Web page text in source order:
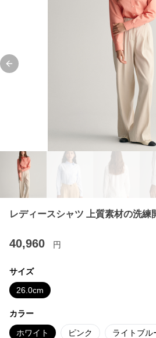
Previous slide
レディースシャツ 上質素材の洗練
40,960 円
サイズ
26.0cm
カラー
ホワイト ピンク ライトブル